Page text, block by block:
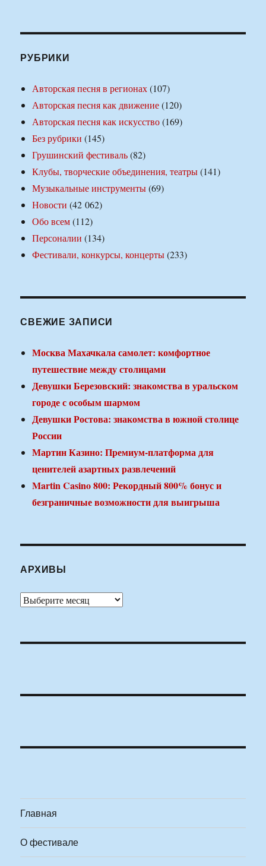
РУБРИКИ
Авторская песня в регионах(107)
Авторская песня как движение(120)
Авторская песня как искусство(169)
Без рубрики (145)
Грушинский фестиваль(82)
Клубы, творческие объединения, театры(141)
Музыкальные инструменты(69)
Новости (42 062)
Обо всем(112)
Персоналии (134)
Фестивали, конкурсы, концерты(233)
СВЕЖИЕ ЗАПИСИ
Москва Махачкала самолет: комфортное
путешествие между столицами
Девушки Березовский: знакомства в уральском
городе с особым шармом
Девушки Ростова: знакомства в южной столице
России
Мартин Казино: Премиум-платформа для
ценителей азартных развлечений
Martin Casino 800: Рекордный 800% бонус и
безграничные возможности для выигрыша
АРХИВЫ
Архивы
Главная
О фестивале